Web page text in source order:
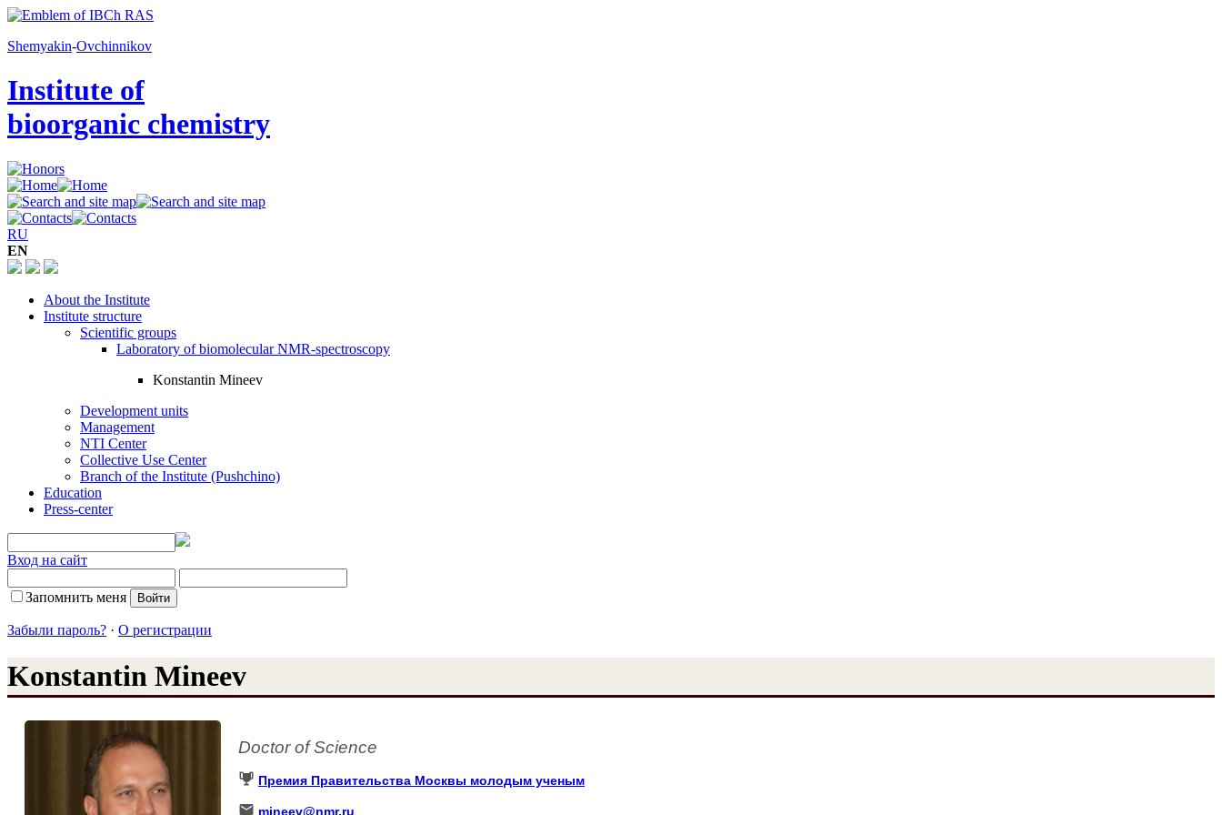
Shemyakin-Ovchinnikov
Institute of
bioorganic chemistry
RU
EN
About the Institute
Institute structure
Scientific groups
Laboratory of biomolecular NMR-spectroscopy
Konstantin Mineev
Development units
Management
NTI Center
Collective Use Center
Branch of the Institute (Pushchino)
Education
Press-center
Вход на сайт
Запомнить меня
Забыли пароль? · О регистрации
Konstantin Mineev
Doctor of Science
Премия Правительства Москвы молодым ученым
mineev@nmr.ru